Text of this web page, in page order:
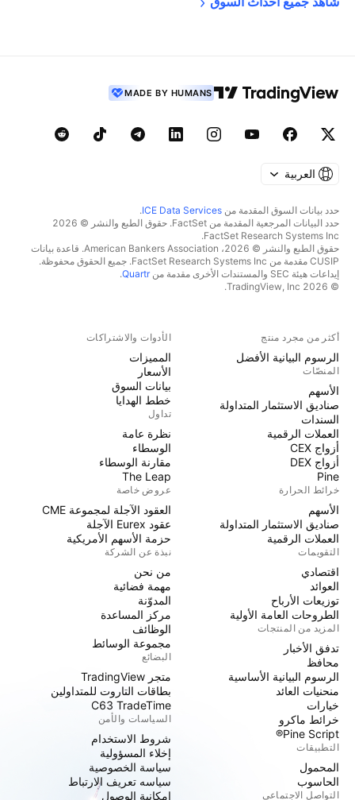
MADE BY HUMANS
العربية
حدد بيانات السوق المقدمة من ICE Data Services
.
حدد البيانات المرجعية المقدمة من FactSet. حقوق الطبع والنشر © 2026
FactSet Research Systems Inc.
حقوق الطبع والنشر © 2026، American Bankers Association. قاعدة بيانات
CUSIP مقدمة من FactSet Research Systems Inc. جميع الحقوق محفوظة.
إيداعات هيئة SEC والمستندات الأخرى مقدمة من
Quartr
.
© 2026 TradingView, Inc.
أكثر من مجرد منتج
الرسوم البيانية الأفضل
المنصّات
الأسهم
صناديق الاستثمار المتداولة
السندات
العملات الرقمية
أزواج CEX
أزواج DEX
Pine
خرائط الحرارة
الأسهم
صناديق الاستثمار المتداولة
العملات الرقمية
التقويمات
اقتصادي
العوائد
توزيعات الأرباح
الطروحات العامة الأولية
المزيد من المنتجات
تدفق الأخبار
محافظ
الرسوم البيانية الأساسية
منحنيات العائد
خيارات
خرائط ماكرو
Pine Script®
التطبيقات
المحمول
الحاسوب
التواصل الاجتماعي
الأدوات والاشتراكات
المميزات
الأسعار
بيانات السوق
خطط الهدايا
تداول
نظرة عامة
الوسطاء
مقارنة الوسطاء
The Leap
عروض خاصة
العقود الآجلة لمجموعة CME
عقود Eurex الآجلة
حزمة الأسهم الأمريكية
نبذة عن الشركة
من نحن
مهمة فضائية
المدوّنة
مركز المساعدة
الوظائف
مجموعة الوسائط
البضائع
متجر TradingView
بطاقات التاروت للمتداولين
C63 TradeTime
السياسات والأمن
شروط الاستخدام
إخلاء المسؤولية
سياسة الخصوصية
سياسه تعريف الارتباط
إمكانية الوصول